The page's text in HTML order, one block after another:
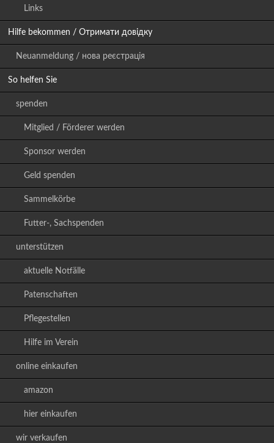
Links
Hilfe bekommen / Отримати довідку
Neuanmeldung / нова реєстрація
So helfen Sie
spenden
Mitglied / Förderer werden
Sponsor werden
Geld spenden
Sammelkörbe
Futter-, Sachspenden
unterstützen
aktuelle Notfälle
Patenschaften
Pflegestellen
Hilfe im Verein
online einkaufen
amazon
hier einkaufen
wir verkaufen